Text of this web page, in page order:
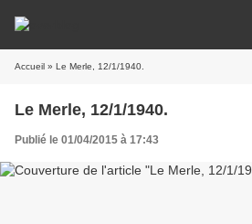
Accueil » Le Merle, 12/1/1940.
Le Merle, 12/1/1940.
Publié le 01/04/2015 à 17:43